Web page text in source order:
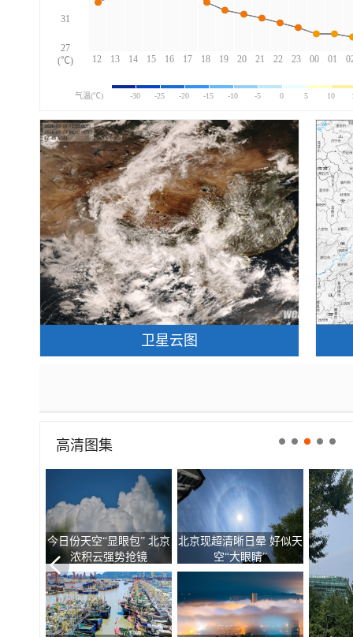
12 13 14 15 16 17 18 19 20 21 22 23 00 01
31
27
(℃)
气温(℃) -30 -25 -20 -15 -10 -5 0 5 10
卫星云图
高清图集
今日份天空“显眼包” 北京
浓积云强势抢镜
北京现超清晰日晕 好似天
空“大眼睛”